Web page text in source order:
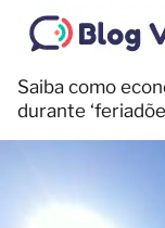
Saiba como
durante